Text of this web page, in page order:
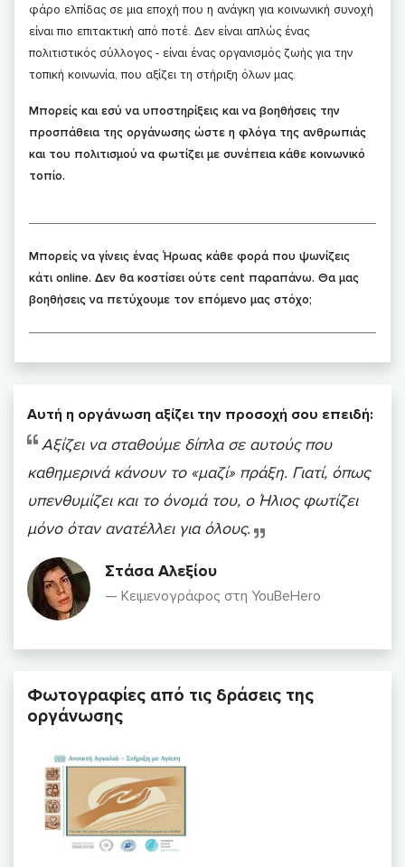
φάρο ελπίδας σε μια εποχή που η ανάγκη για κοινωνική συνοχή
είναι πιο επιτακτική από ποτέ. Δεν είναι απλώς ένας
πολιτιστικός σύλλογος - είναι ένας οργανισμός ζωής για την
τοπική κοινωνία, που αξίζει τη στήριξη όλων μας.
Μπορείς και εσύ να υποστηρίξεις και να βοηθήσεις την
προσπάθεια της οργάνωσης ώστε η φλόγα της ανθρωπιάς
και του πολιτισμού να φωτίζει με συνέπεια κάθε κοινωνικό
τοπίο.
Μπορείς να γίνεις ένας Ήρωας κάθε φορά που ψωνίζεις
κάτι online. Δεν θα κοστίσει ούτε cent παραπάνω. Θα μας
βοηθήσεις να πετύχουμε τον επόμενο μας στόχο;
Αυτή η οργάνωση αξίζει την προσοχή σου επειδή:
Αξίζει να σταθούμε δίπλα σε αυτούς που
καθημερινά κάνουν το «μαζί» πράξη. Γιατί, όπως
υπενθυμίζει και το όνομά του, ο Ήλιος φωτίζει
μόνο όταν ανατέλλει για όλους.
Στάσα Αλεξίου
Κειμενογράφος στη YouBeHero
Φωτογραφίες από τις δράσεις της
οργάνωσης